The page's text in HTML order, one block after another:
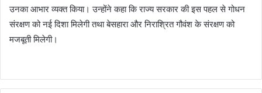
उनका आभार व्यक्त किया। उन्होंने कहा कि राज्य सरकार की इस पहल से गोधन
संरक्षण को नई दिशा मिलेगी तथा बेसहारा और निराश्रित गौवंश के संरक्षण को
मजबूती मिलेगी।